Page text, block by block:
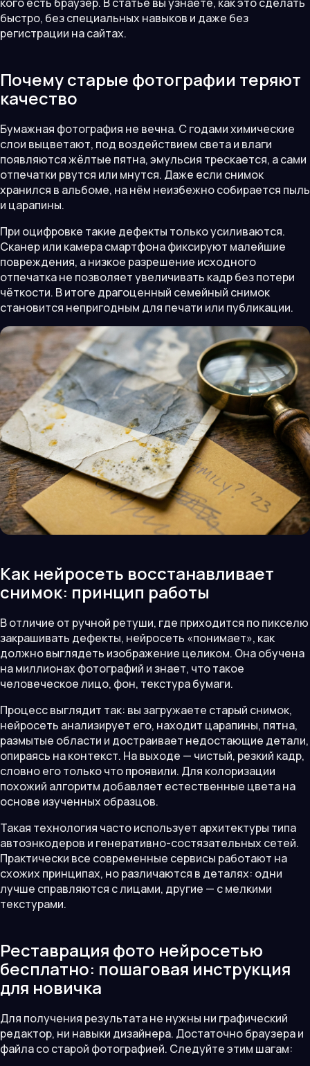
быстро, без специальных навыков и даже без
регистрации на сайтах.
Почему старые фотографии теряют
качество
Бумажная фотография не вечна. С годами химические
слои выцветают, под воздействием света и влаги
появляются жёлтые пятна, эмульсия трескается, а сами
отпечатки рвутся или мнутся. Даже если снимок
хранился в альбоме, на нём неизбежно собирается пыль
и царапины.
При оцифровке такие дефекты только усиливаются.
Сканер или камера смартфона фиксируют малейшие
повреждения, а низкое разрешение исходного
отпечатка не позволяет увеличивать кадр без потери
чёткости. В итоге драгоценный семейный снимок
становится непригодным для печати или публикации.
Как нейросеть восстанавливает
снимок: принцип работы
В отличие от ручной ретуши, где приходится по пикселю
закрашивать дефекты, нейросеть «понимает», как
должно выглядеть изображение целиком. Она обучена
на миллионах фотографий и знает, что такое
человеческое лицо, фон, текстура бумаги.
Процесс выглядит так: вы загружаете старый снимок,
нейросеть анализирует его, находит царапины, пятна,
размытые области и достраивает недостающие детали,
опираясь на контекст. На выходе — чистый, резкий кадр,
словно его только что проявили. Для колоризации
похожий алгоритм добавляет естественные цвета на
основе изученных образцов.
Такая технология часто использует архитектуры типа
автоэнкодеров и генеративно-состязательных сетей.
Практически все современные сервисы работают на
схожих принципах, но различаются в деталях: одни
лучше справляются с лицами, другие — с мелкими
текстурами.
Реставрация фото нейросетью
бесплатно: пошаговая инструкция
для новичка
Для получения результата не нужны ни графический
редактор, ни навыки дизайнера. Достаточно браузера и
файла со старой фотографией. Следуйте этим шагам: